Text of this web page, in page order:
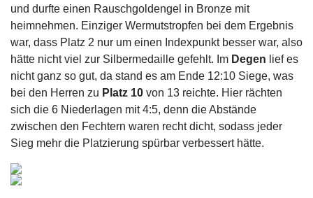
und durfte einen Rauschgoldengel in Bronze mit
heimnehmen. Einziger Wermutstropfen bei dem Ergebnis
war, dass Platz 2 nur um einen Indexpunkt besser war, also
hätte nicht viel zur Silbermedaille gefehlt. Im Degen lief es
nicht ganz so gut, da stand es am Ende 12:10 Siege, was
bei den Herren zu Platz 10 von 13 reichte. Hier rächten
sich die 6 Niederlagen mit 4:5, denn die Abstände
zwischen den Fechtern waren recht dicht, sodass jeder
Sieg mehr die Platzierung spürbar verbessert hätte.